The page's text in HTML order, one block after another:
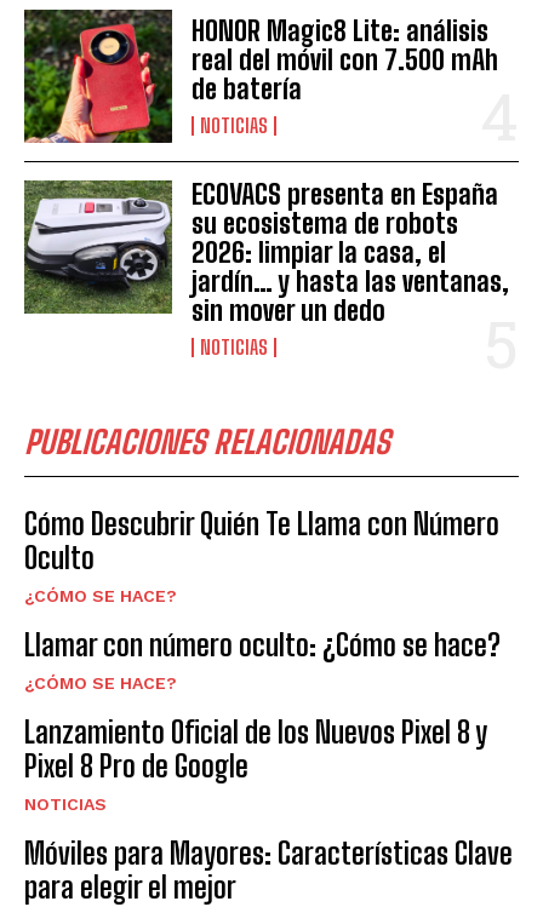
HONOR Magic8 Lite: análisis
real del móvil con 7.500 mAh
de batería
NOTICIAS
ECOVACS presenta en España
su ecosistema de robots
2026: limpiar la casa, el
jardín… y hasta las ventanas,
sin mover un dedo
NOTICIAS
PUBLICACIONES RELACIONADAS
Cómo Descubrir Quién Te Llama con Número
Oculto
¿CÓMO SE HACE?
Llamar con número oculto: ¿Cómo se hace?
¿CÓMO SE HACE?
Lanzamiento Oficial de los Nuevos Pixel 8 y
Pixel 8 Pro de Google
NOTICIAS
Móviles para Mayores: Características Clave
para elegir el mejor